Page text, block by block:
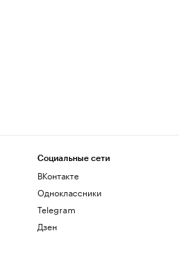
Социальные сети
ВКонтакте
Одноклассники
Telegram
Дзен